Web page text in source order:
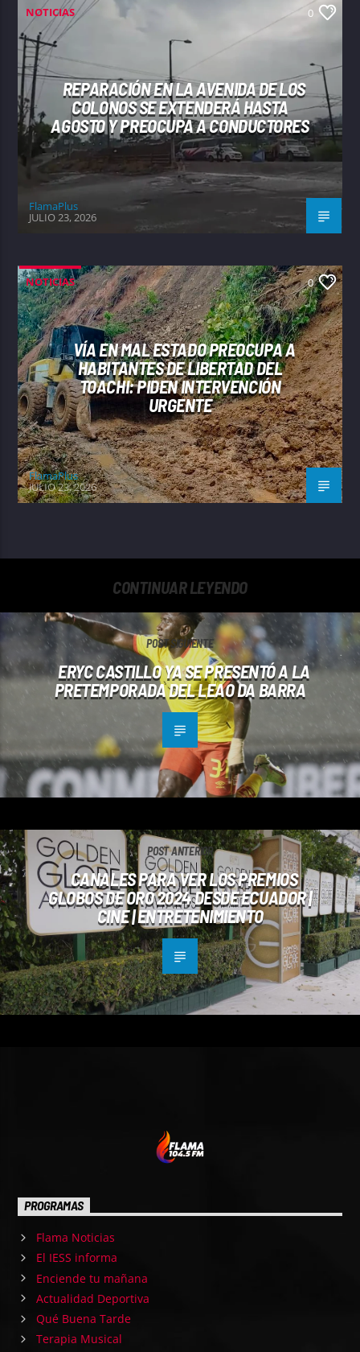
NOTICIAS 0
REPARACIÓN EN LA AVENIDA DE LOS
COLONOS SE EXTENDERÁ HASTA
AGOSTO Y PREOCUPA A CONDUCTORES
FlamaPlus
JULIO 23, 2026
NOTICIAS 0
VÍA EN MAL ESTADO PREOCUPA A
HABITANTES DE LIBERTAD DEL
TOACHI: PIDEN INTERVENCIÓN
URGENTE
FlamaPlus
JULIO 23, 2026
CONTINUAR LEYENDO
POST SIGUIENTE
ERYC CASTILLO YA SE PRESENTÓ A LA
PRETEMPORADA DEL LEAO DA BARRA
POST ANTERIOR
CANALES PARA VER LOS PREMIOS
GLOBOS DE ORO 2024 DESDE ECUADOR |
CINE | ENTRETENIMIENTO
PROGRAMAS
Flama Noticias
El IESS informa
Enciende tu mañana
Actualidad Deportiva
Qué Buena Tarde
Terapia Musical